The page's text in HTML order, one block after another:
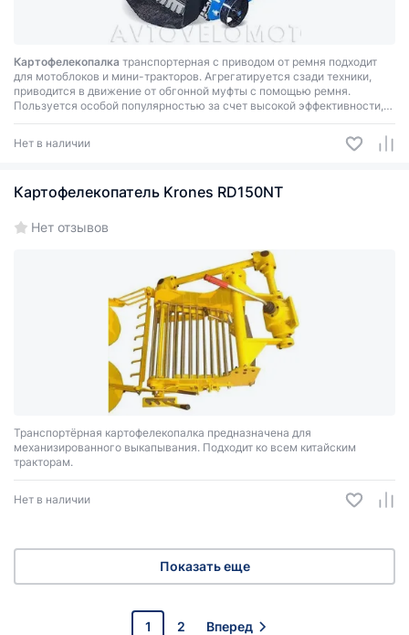
Картофелекопалка транспортерная с приводом от ремня подходит
для мотоблоков и мини-тракторов. Агрегатируется сзади техники,
приводится в движение от обгонной муфты с помощью ремня.
Пользуется особой популярностью за счет высокой эффективности,
простоты подключения и эксплуатации, дешевизны расходников.
Нет в наличии
Картофелекопатель Krones RD150NT
Нет отзывов
Транспортёрная картофелекопалка предназначена для
механизированного выкапывания. Подходит ко всем китайским
тракторам.
Нет в наличии
Показать еще
1 2 Вперед